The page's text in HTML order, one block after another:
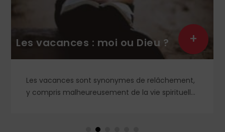
Les vacances : moi ou Dieu ?
Les vacances sont synonymes de relâchement,
y compris malheureusement de la vie spirituelle.
Jésus, celui que nous ne trouverons qu'en Dieu ?
+